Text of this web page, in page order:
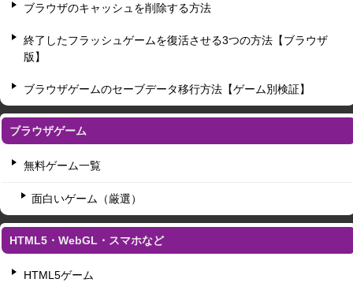
ブラウザのキャッシュを削除する方法
終了したフラッシュゲームを復活させる3つの方法【ブラウザ
版】
ブラウザゲームのセーブデータ移行方法【ゲーム別検証】
ブラウザゲーム
無料ゲーム一覧
面白いゲーム（厳選）
HTML5・WebGL・スマホなど
HTML5ゲーム